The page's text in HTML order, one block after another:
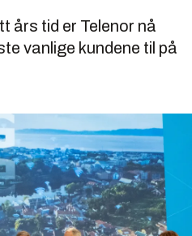
års tid er Telenor nå
vanlige kundene til på